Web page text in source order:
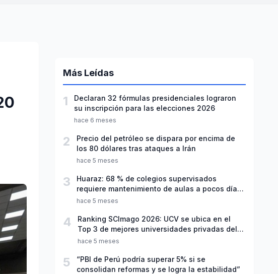
Más Leídas
1
Declaran 32 fórmulas presidenciales lograron
su inscripción para las elecciones 2026
hace 6 meses
2
Precio del petróleo se dispara por encima de
los 80 dólares tras ataques a Irán
hace 5 meses
3
Huaraz: 68 % de colegios supervisados
requiere mantenimiento de aulas a pocos días
de inicio del año escolar 2026
hace 5 meses
4
Ranking SCImago 2026: UCV se ubica en el
Top 3 de mejores universidades privadas del
Perú
hace 5 meses
5
“PBI de Perú podría superar 5% si se
consolidan reformas y se logra la estabilidad”